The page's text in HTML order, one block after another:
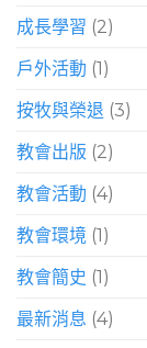
成長學習 (2)
戶外活動 (1)
按牧與榮退 (3)
教會出版 (2)
教會活動 (4)
教會環境 (1)
教會簡史 (1)
最新消息 (4)